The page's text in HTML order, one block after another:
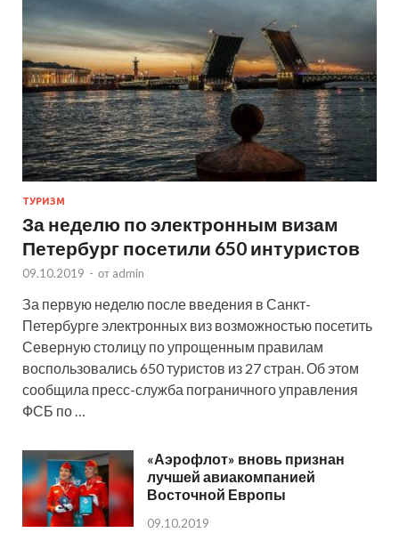
ТУРИЗМ
За неделю по электронным визам
Петербург посетили 650 интуристов
09.10.2019 - от admin
За первую неделю после введения в Санкт-
Петербурге электронных виз возможностью посетить
Северную столицу по упрощенным правилам
воспользовались 650 туристов из 27 стран. Об этом
сообщила пресс-служба пограничного управления
ФСБ по …
«Аэрофлот» вновь признан
лучшей авиакомпанией
Восточной Европы
09.10.2019